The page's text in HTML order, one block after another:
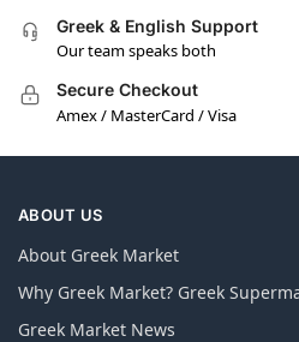
Greek & English Support
Our team speaks both
Secure Checkout
Amex / MasterCard / Visa
ABOUT US
About Greek Market
Why Greek Market? Greek
Greek Market News